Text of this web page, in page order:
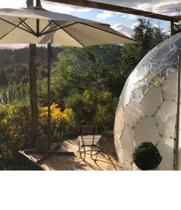
Mundial 2026
Eventos Corporativos
El Cronista Studio
Mediakit
abre en nueva pestaña
Argentina